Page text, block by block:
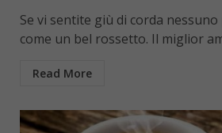
Se vi sentite giù di corda
come un bel rossetto. Il miglior
Read More